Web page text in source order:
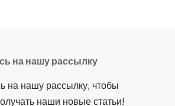
на нашу рассылку
на нашу рассылку, чтобы
наши новые статьи!